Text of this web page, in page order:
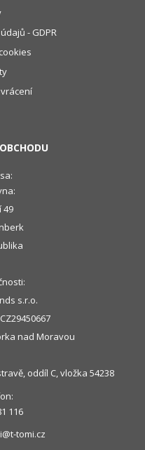
- GDPR
49
s.r.o.
nad Moravou
oddíl C, vložka 54238
116
tomi.cz